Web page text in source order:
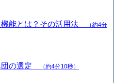
機能とは？その活用法
（約4分
団の選定 （約4分10秒）